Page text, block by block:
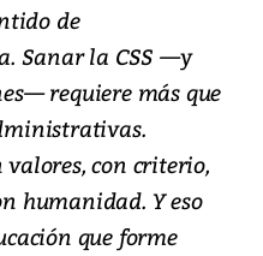
de
Sanar la CSS —y
requiere más que
valores, con criterio,
humanidad. Y eso
que forme